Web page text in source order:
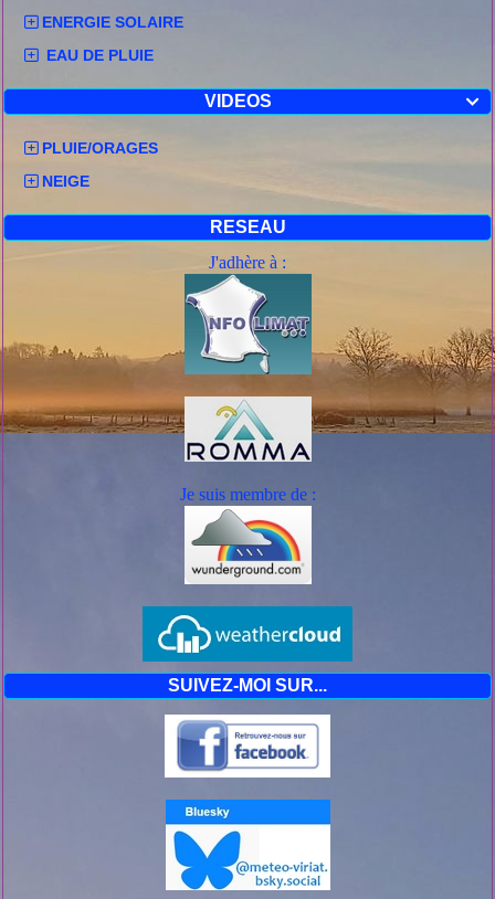
ENERGIE SOLAIRE
EAU DE PLUIE

VIDEOS
PLUIE/ORAGES
NEIGE
RESEAU
J'adhère à :
Je suis membre de :
SUIVEZ-MOI SUR...